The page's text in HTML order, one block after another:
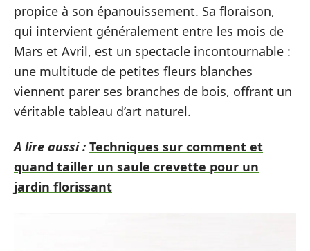
propice à son épanouissement. Sa floraison,
qui intervient généralement entre les mois de
Mars et Avril, est un spectacle incontournable :
une multitude de petites fleurs blanches
viennent parer ses branches de bois, offrant un
véritable tableau d’art naturel.
A lire aussi : Techniques sur comment et
quand tailler un saule crevette pour un
jardin florissant